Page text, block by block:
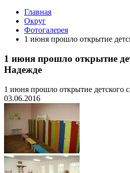
Главная
Округ
Фотогалерея
1 июня прошло открытие
1 июня прошло открытие
Надежде
1 июня прошло открытие детского
03.06.2016